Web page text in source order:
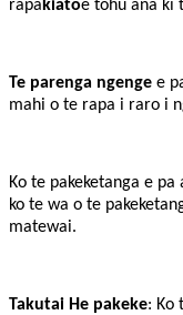
rapakiatoe tohu ana ki
Te parenga ngenge e
mahi o te rapa i raro i
Ko te pakeketanga e
ko te wa o te
matewai.
Takutai He pakeke: Ko